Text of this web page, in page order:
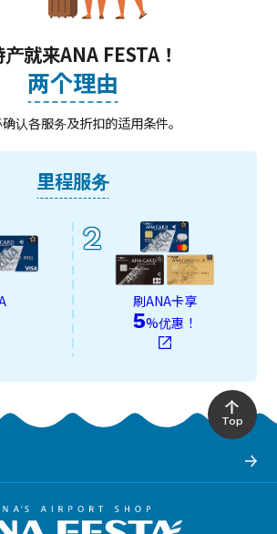
就来ANA FESTA！
两个理由
认各服务及折扣的适用条件。
里程服务
2
刷ANA卡享
5%优惠！
Top